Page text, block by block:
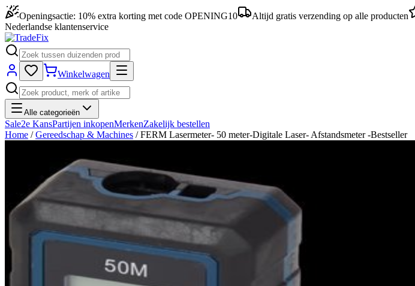
Openingsactie: 10% extra korting met code OPENING10 Altijd gratis verzending op alle producten
Nederlandse klantenservice
Winkelwagen
Alle categorieën
Sale2e KansPartijen inkopenMerkenZakelijk bestellen
Home / Gereedschap & Machines / FERM Lasermeter- 50 meter-Digitale Laser- Afstandsmeter -Bestseller